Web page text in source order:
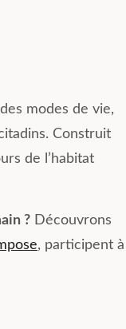
modes de vie,
Construit
de l’habitat
? Découvrons
, participent à